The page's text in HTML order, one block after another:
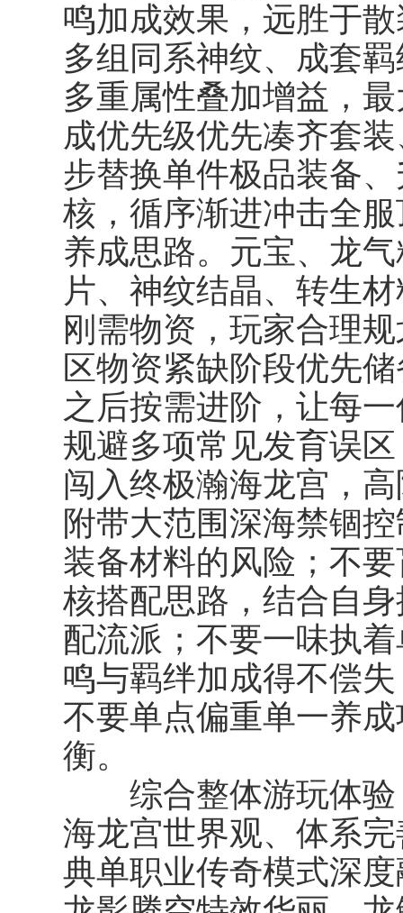
鸣加成效果，远胜于
多组同系神纹、成套
多重属性叠加增益，
成优先级优先凑齐套
步替换单件极品装备
核，循序渐进冲击全
养成思路。元宝、龙
片、神纹结晶、转生
刚需物资，玩家合理
区物资紧缺阶段优先
之后按需进阶，让每
规避多项常见发育误
闯入终极瀚海龙宫，
附带大范围深海禁锢
装备材料的风险；不
核搭配思路，结合自
配流派；不要一味执
鸣与羁绊加成得不偿
不要单点偏重单一养
衡。
综合整体游玩体验
海龙宫世界观、体系
典单职业传奇模式深